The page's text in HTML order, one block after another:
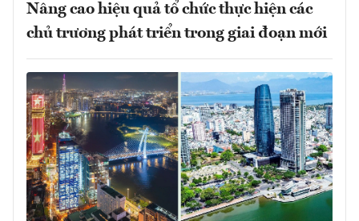
Nâng cao hiệu quả tổ chức thực hiện các
chủ trương phát triển trong giai đoạn mới